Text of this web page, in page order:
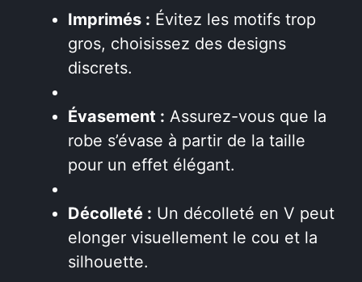
Imprimés : Évitez les motifs trop
gros, choisissez des designs
discrets.
Évasement : Assurez-vous que la
robe s’évase à partir de la taille
pour un effet élégant.
Décolleté : Un décolleté en V peut
elonger visuellement le cou et la
silhouette.